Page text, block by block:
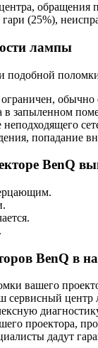
(25%),
лампы
обычно
в запыленном
попадание
BenQ
BenQ в
вашего
сервисный
проектора,
дадут